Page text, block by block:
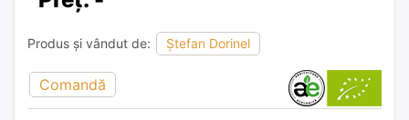
Produs și vândut de: Ștefan Dorinel
Comandă